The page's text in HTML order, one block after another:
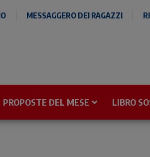
MESSAGGERO DEI RAGAZZI
PROPOSTE DEL MESE LIBRO